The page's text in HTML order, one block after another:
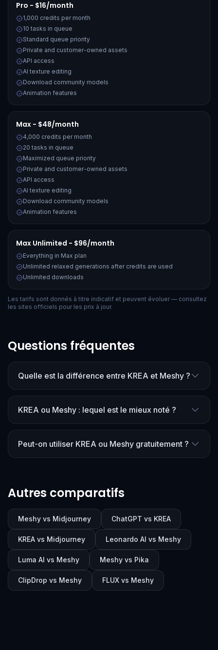
Pro - $16/month
1,000 credits per month
10 tasks in queue
Standard queue priority
Private and customer-owned assets
API access
AI texture editing
Download community models
Animation features
Max - $48/month
4,000 credits per month
20 tasks in queue
Maximized queue priority
Private and customer-owned assets
API access
AI texture editing
Download community models
Animation features
Max Unlimited - $96/month
Everything in Max plan
Unlimited relaxed generations after credits are used
Unlimited downloads
Les tarifs sont donnés à titre indicatif et peuvent évoluer — consultez
les sites officiels pour les prix à jour.
Questions fréquentes
Quelle est la différence entre KREA et Meshy ?
KREA ou Meshy : lequel est le mieux noté ?
Peut-on utiliser KREA ou Meshy gratuitement ?
Autres comparatifs
Meshy vs Midjourney ChatGPT vs KREA
KREA vs Midjourney Leonardo AI vs Meshy
Luma AI vs Meshy Meshy vs Pika
ClipDrop vs Meshy FLUX vs Meshy